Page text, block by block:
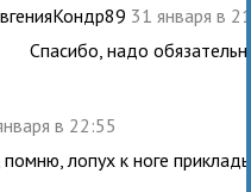
31 января в
Спасибо, надо
в 22:55
лопух к ноге